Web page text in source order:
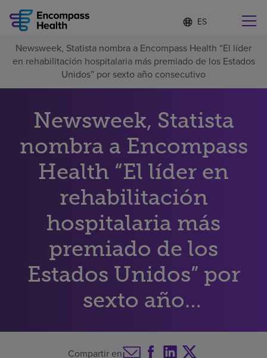
Lista
de
idiomas
contraída
d
o
m
a
e
c
c
i
n
d
Encuentre una localidad cerca de usted
Por qué debe elegirnos
Servicios de rehabilitación
Recursos de salud
Acerca de nosotros
Inversores
Newsweek, Statista nombra a Encompass Health “El líder
en rehabilitación hospitalaria más premiado de los Estados
Unidos” por sexto año consecutivo
Newsweek, Statista
nombra a Encompass
Health “El líder en
rehabilitación
hospitalaria más
premiado de los
Estados Unidos” por
sexto año
consecutivo
Compartir en